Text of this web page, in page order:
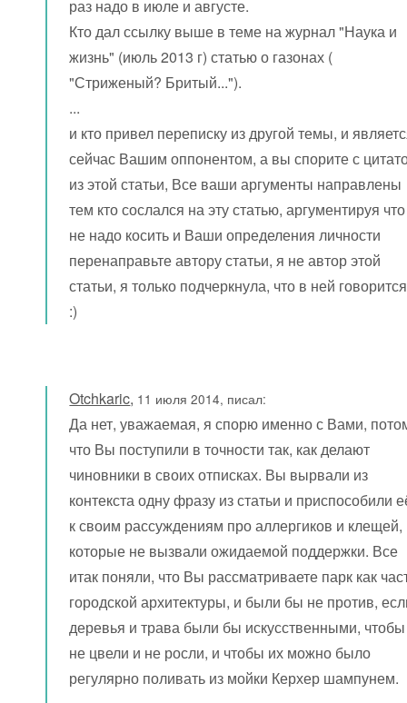
раз надо в июле и августе.
Кто дал ссылку выше в теме на журнал "Наука и
жизнь" (июль 2013 г) статью о газонах (
"Стриженый? Бритый...").
...
и кто привел переписку из другой темы, и
сейчас Вашим оппонентом, а вы спорите с
из этой статьи, Все ваши аргументы направлены
тем кто сослался на эту статью, аргументируя что
не надо косить и Ваши определения личности
перенаправьте автору статьи, я не автор этой
статьи, я только подчеркнула, что в ней
:)
Otchkaric, 11 июля 2014, писал:
Да нет, уважаемая, я спорю именно с Вами,
что Вы поступили в точности так, как делают
чиновники в своих отписках. Вы вырвали из
контекста одну фразу из статьи и приспособили
к своим рассуждениям про аллергиков и клещей,
которые не вызвали ожидаемой поддержки. Все
итак поняли, что Вы рассматриваете парк как
городской архитектуры, и были бы не против,
деревья и трава были бы искусственными, чтобы
не цвели и не росли, и чтобы их можно было
регулярно поливать из мойки Керхер шампунем.